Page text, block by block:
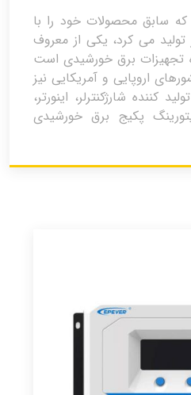
برند ای پی اور EPEVER که سابق محصولات خود را با
تولید می کرد، یکی از معروف
تجهیزات برق خورشیدی است
اروپایی و آمریکایی نیز
کننده شارژکنترلر، اینورتر،
پکیج برق خورشیدی